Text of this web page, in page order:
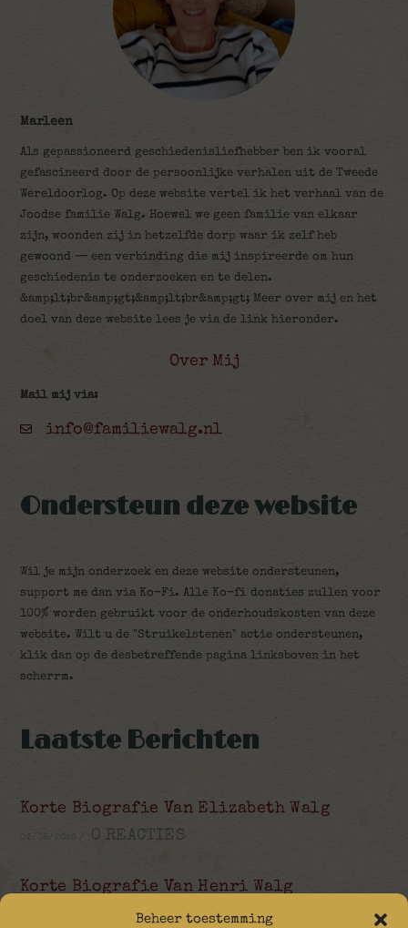
Beheer toestemming
Marleen
Als gepassioneerd geschiedenisliefhebber ben ik vooral
gefascineerd door de persoonlijke verhalen uit de Tweede
Wereldoorlog. Op deze website vertel ik het verhaal van de
Joodse familie Walg. Hoewel we geen familie van elkaar
zijn, woonden zij in hetzelfde dorp waar ik zelf heb
gewoond — een verbinding die mij inspireerde om hun
geschiedenis te onderzoeken en te delen.
&amp;lt;br&amp;gt;&amp;lt;br&amp;gt; Meer over mij en het
doel van deze website lees je via de link hieronder.
Over Mij
Mail mij via:
info@familiewalg.nl
Ondersteun deze website
Wil je mijn onderzoek en deze website ondersteunen,
support me dan via Ko-Fi. Alle Ko-fi donaties zullen voor
100% worden gebruikt voor de onderhoudskosten van deze
website. Wilt u de "Struikelstenen" actie ondersteunen,
klik dan op de desbetreffende pagina linksboven in het
scherrm.
Laatste Berichten
Korte Biografie Van Elizabeth Walg
0 REACTIES
Korte Biografie Van Henri Walg
0 REACTIES